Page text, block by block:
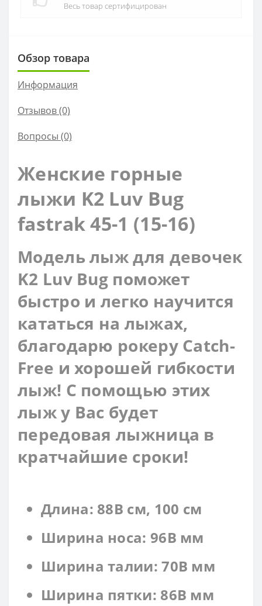
Весь товар сертифицирован
Обзор товара
Информация
Отзывов (0)
Вопросы (0)
Женские горные
лыжи K2 Luv Bug
fastrak 45-1 (15-16)
Модель лыж для девочек
K2 Luv Bug поможет
быстро и легко научится
кататься на лыжах,
благодарю рокеру Catch-
Free и хорошей гибкости
лыж! С помощью этих
лыж у Вас будет
передовая лыжница в
кратчайшие сроки!
Длина: 88В см, 100 см
Ширина носа: 96В мм
Ширина талии: 70В мм
Ширина пятки: 86В мм